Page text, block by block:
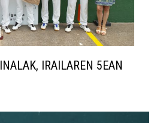
IRAILAREN 5EAN